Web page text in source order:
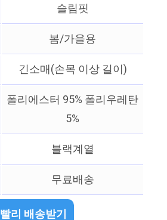
슬림핏
봄/가을용
긴소매(손목 이상 길이)
폴리에스터 95% 폴리우레탄
5%
블랙계열
무료배송
빨리 배송받기